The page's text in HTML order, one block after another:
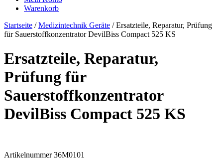
Warenkorb
Startseite /Medizintechnik Geräte / Ersatzteile, Reparatur, Prüfung
für Sauerstoffkonzentrator DevilBiss Compact 525 KS
Ersatzteile, Reparatur,
Prüfung für
Sauerstoffkonzentrator
DevilBiss Compact 525 KS
Artikelnummer 36M0101